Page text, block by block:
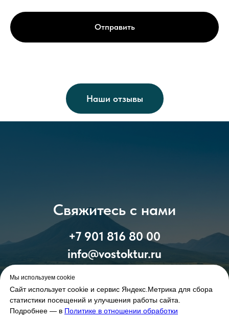
Мы используем cookie
Сайт использует cookie и сервис Яндекс.Метрика для сбора
статистики посещений и улучшения работы сайта.
Подробнее — в Политике в отношении обработки
Отправить
Наши отзывы
Свяжитесь с нами
+7 901 816 80 00
info@vostoktur.ru